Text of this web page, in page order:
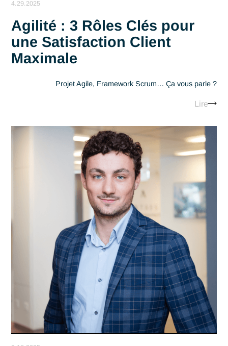
Agilité : 3 Rôles Clés pour
une Satisfaction Client
Maximale
Projet Agile, Framework Scrum… Ça vous